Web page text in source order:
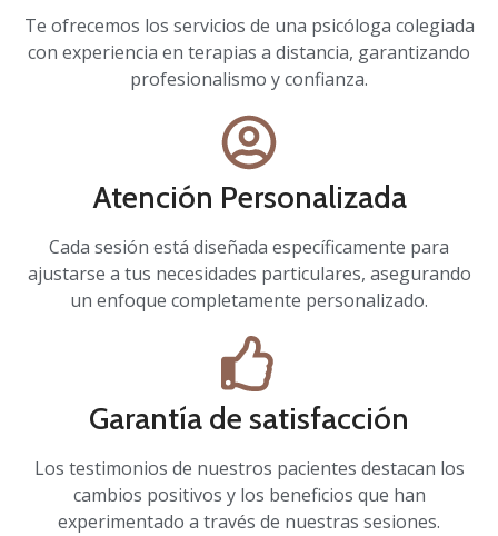
Te ofrecemos los servicios de una psicóloga colegiada
con experiencia en terapias a distancia, garantizando
profesionalismo y confianza.
Atención Personalizada
Cada sesión está diseñada específicamente para
ajustarse a tus necesidades particulares, asegurando
un enfoque completamente personalizado.
Garantía de satisfacción
Los testimonios de nuestros pacientes destacan los
cambios positivos y los beneficios que han
experimentado a través de nuestras sesiones.